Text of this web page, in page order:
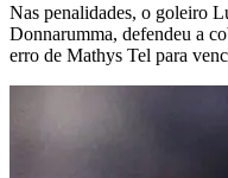
Nas penalidades, o goleiro
Donnarumma, defendeu a
erro de Mathys Tel para